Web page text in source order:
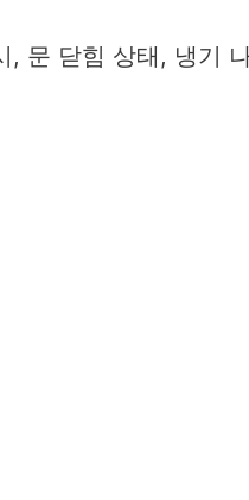
문 닫힘 상태, 냉기